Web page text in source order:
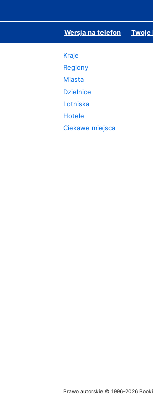
Wersja na telefon Twoje
Kraje
Regiony
Miasta
Dzielnice
Lotniska
Hotele
Ciekawe miejsca
Prawo autorskie © 1996–2026